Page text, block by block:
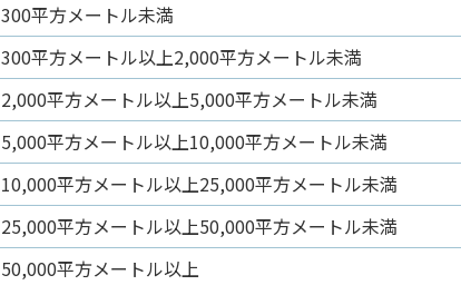
300平方メートル未満
300平方メートル以上2,000平方メートル未満
2,000平方メートル以上5,000平方メートル未満
5,000平方メートル以上10,000平方メートル未満
10,000平方メートル以上25,000平方メートル未満
25,000平方メートル以上50,000平方メートル未満
50,000平方メートル以上